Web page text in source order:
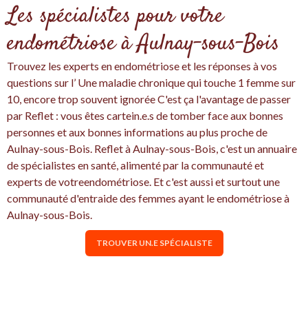
Les spécialistes pour votre
endométriose à Aulnay-sous-Bois
Trouvez les experts en endométriose et les réponses à vos
questions sur l’ Une maladie chronique qui touche 1 femme sur
10, encore trop souvent ignorée C'est ça l'avantage de passer
par Reflet : vous êtes cartein.e.s de tomber face aux bonnes
personnes et aux bonnes informations au plus proche de
Aulnay-sous-Bois. Reflet à Aulnay-sous-Bois, c'est un annuaire
de spécialistes en santé, alimenté par la communauté et
experts de votreendométriose. Et c'est aussi et surtout une
communauté d'entraide des femmes ayant le endométriose à
Aulnay-sous-Bois.
TROUVER UN.E SPÉCIALISTE